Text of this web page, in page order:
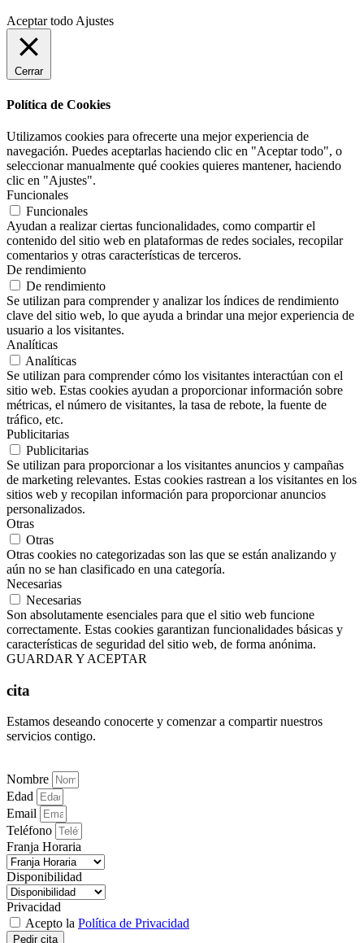
Aceptar todoAjustes
Cerrar
Política de Cookies
Utilizamos cookies para ofrecerte una mejor experiencia de
navegación. Puedes aceptarlas haciendo clic en "Aceptar todo", o
seleccionar manualmente qué cookies quieres mantener, haciendo
clic en "Ajustes".
Funcionales
Funcionales
Ayudan a realizar ciertas funcionalidades, como compartir el
contenido del sitio web en plataformas de redes sociales, recopilar
comentarios y otras características de terceros.
De rendimiento
De rendimiento
Se utilizan para comprender y analizar los índices de rendimiento
clave del sitio web, lo que ayuda a brindar una mejor experiencia de
usuario a los visitantes.
Analíticas
Analíticas
Se utilizan para comprender cómo los visitantes interactúan con el
sitio web. Estas cookies ayudan a proporcionar información sobre
métricas, el número de visitantes, la tasa de rebote, la fuente de
tráfico, etc.
Publicitarias
Publicitarias
Se utilizan para proporcionar a los visitantes anuncios y campañas
de marketing relevantes. Estas cookies rastrean a los visitantes en los
sitios web y recopilan información para proporcionar anuncios
personalizados.
Otras
Otras
Otras cookies no categorizadas son las que se están analizando y
aún no se han clasificado en una categoría.
Necesarias
Necesarias
Son absolutamente esenciales para que el sitio web funcione
correctamente. Estas cookies garantizan funcionalidades básicas y
características de seguridad del sitio web, de forma anónima.
GUARDAR Y ACEPTAR
cita
Estamos deseando conocerte y comenzar a compartir nuestros
servicios contigo.
Nombre
Edad
Email
Teléfono
Franja Horaria
Disponibilidad
Privacidad
Acepto la Política de Privacidad
Pedir cita